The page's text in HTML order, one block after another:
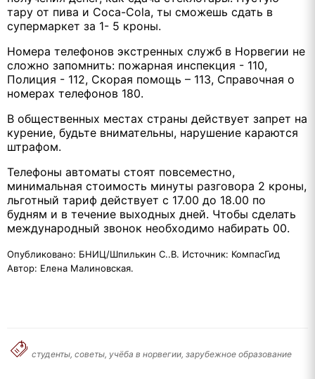
тару от пива и Coca-Cola, ты сможешь сдать в
супермаркет за 1- 5 кроны.
Номера телефонов экстренных служб в Норвегии не
сложно запомнить: пожарная инспекция - 110,
Полиция - 112, Скорая помощь – 113, Справочная о
номерах телефонов 180.
В общественных местах страны действует запрет на
курение, будьте внимательны, нарушение караются
штрафом.
Телефоны автоматы стоят повсеместно,
минимальная стоимость минуты разговора 2 кроны,
льготный тариф действует с 17.00 до 18.00 по
будням и в течение выходных дней. Чтобы сделать
международный звонок необходимо набирать 00.
Опубликовано: БНИЦ/Шпилькин С..В. Источник: КомпасГид
Автор: Елена Малиновская.
студенты, советы, учёба в норвегии, зарубежное образование